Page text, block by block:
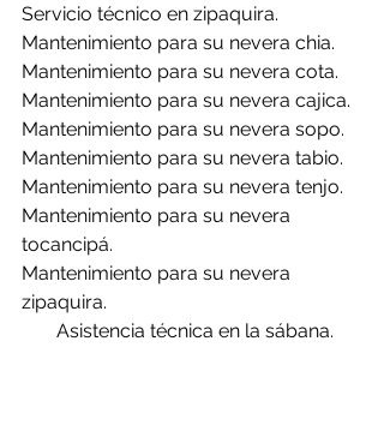
Servicio técnico en zipaquira.
Mantenimiento para su nevera chia.
Mantenimiento para su nevera cota.
Mantenimiento para su nevera cajica.
Mantenimiento para su nevera sopo.
Mantenimiento para su nevera tabio.
Mantenimiento para su nevera tenjo.
Mantenimiento para su nevera
tocancipá.
Mantenimiento para su nevera
zipaquira.
Asistencia técnica en la sábana.